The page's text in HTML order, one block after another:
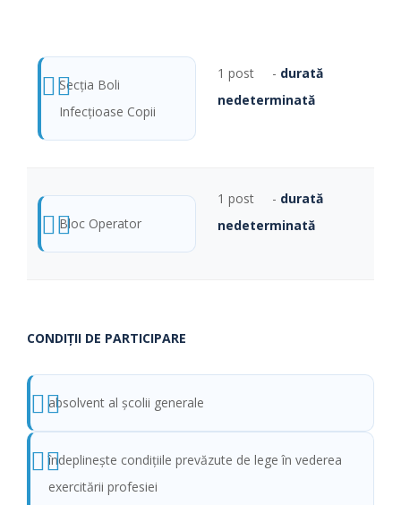
Secţia Boli
Infecţioase Copii
1 post - durată
nedeterminată
Bloc Operator
1 post - durată
nedeterminată
CONDIŢII DE PARTICIPARE
absolvent al şcolii generale
îndeplineşte condiţiile prevăzute de lege în vederea
exercitării profesiei